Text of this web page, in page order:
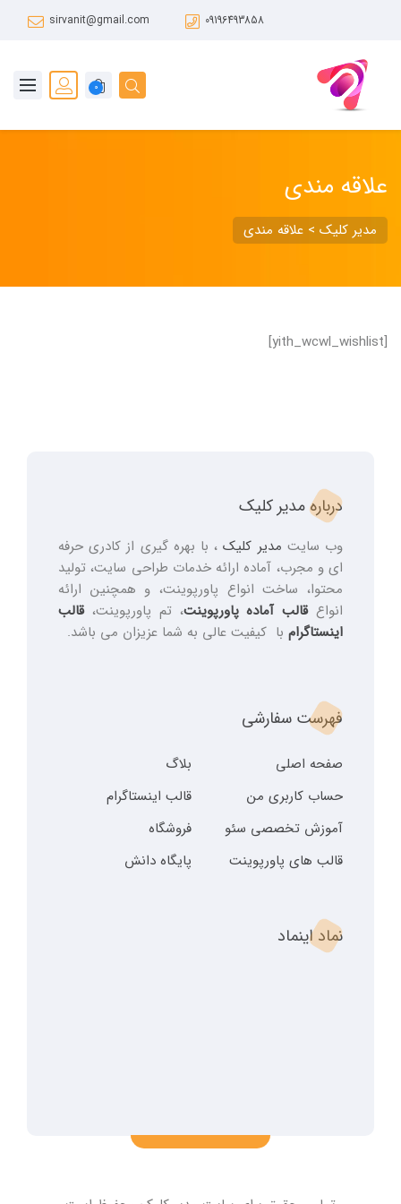
09196493858
sirvanit@gmail.com
0
علاقه مندی
مدیر کلیک > علاقه مندی
[yith_wcwl_wishlist]
درباره مدیر کلیک
وب سایت مدیر کلیک، با بهره گیری از کادری حرفه
ای و مجرب، آماده ارائه خدمات طراحی سایت، تولید
محتوا، ساخت انواع پاورپوینت، و همچنین ارائه
انواعقالب آماده پاورپوینت، تم پاورپوینت،قالب
اینستاگرام با کیفیت عالی به شما عزیزان می باشد.
فهرست سفارشی
صفحه اصلی
بلاگ
حساب کاربری من
قالب اینستاگرام
آموزش تخصصی سئو
فروشگاه
قالب های پاورپوینت
پایگاه دانش
نماد اینماد